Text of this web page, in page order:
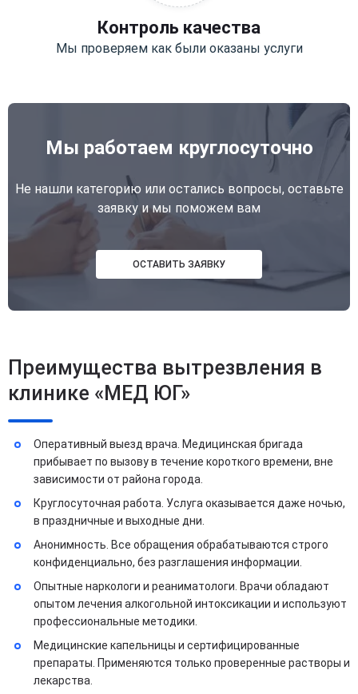
Контроль качества
Мы проверяем как были оказаны услуги
Мы работаем круглосуточно
Не нашли категорию или остались вопросы, оставьте
заявку и мы поможем вам
ОСТАВИТЬ ЗАЯВКУ
Преимущества вытрезвления в
клинике «МЕД ЮГ»
Оперативный выезд врача. Медицинская бригада
прибывает по вызову в течение короткого времени, вне
зависимости от района города.
Круглосуточная работа. Услуга оказывается даже ночью,
в праздничные и выходные дни.
Анонимность. Все обращения обрабатываются строго
конфиденциально, без разглашения информации.
Опытные наркологи и реаниматологи. Врачи обладают
опытом лечения алкогольной интоксикации и используют
профессиональные методики.
Медицинские капельницы и сертифицированные
препараты. Применяются только проверенные растворы и
лекарства.